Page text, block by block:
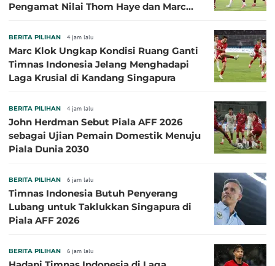
Pengamat Nilai Thom Haye dan Marc
BERITA PILIHAN 4 jam lalu
Marc Klok Ungkap Kondisi Ruang Ganti
Timnas Indonesia Jelang Menghadapi
Laga Krusial di Kandang Singapura
BERITA PILIHAN 4 jam lalu
John Herdman Sebut Piala AFF 2026
sebagai Ujian Pemain Domestik Menuju
Piala Dunia 2030
BERITA PILIHAN 6 jam lalu
Timnas Indonesia Butuh Penyerang
Lubang untuk Taklukkan Singapura di
Piala AFF 2026
BERITA PILIHAN 6 jam lalu